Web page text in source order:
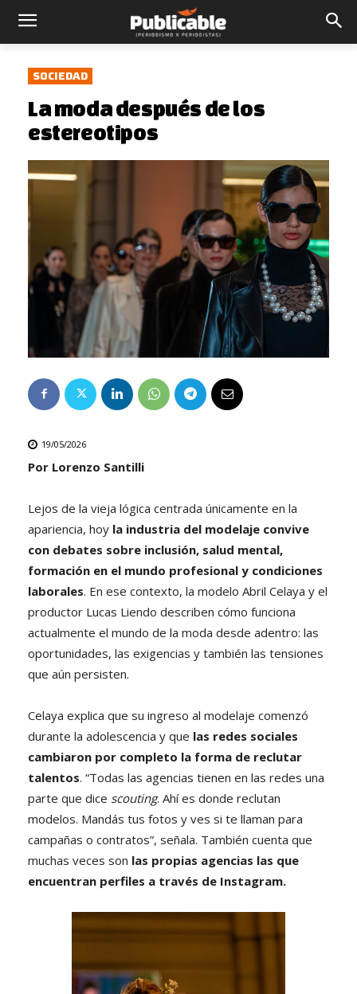
SOCIEDAD
La moda después de los
estereotipos
19/05/2026
Por Lorenzo Santilli
Lejos de la vieja lógica centrada únicamente en la
apariencia, hoy la industria del modelaje convive
con debates sobre inclusión, salud mental,
formación en el mundo profesional y condiciones
laborales. En ese contexto, la modelo Abril Celaya y el
productor Lucas Liendo describen cómo funciona
actualmente el mundo de la moda desde adentro: las
oportunidades, las exigencias y también las tensiones
que aún persisten.
Celaya explica que su ingreso al modelaje comenzó
durante la adolescencia y que las redes sociales
cambiaron por completo la forma de reclutar
talentos. “Todas las agencias tienen en las redes una
parte que dice scouting. Ahí es donde reclutan
modelos. Mandás tus fotos y ves si te llaman para
campañas o contratos”, señala. También cuenta que
muchas veces son las propias agencias las que
encuentran perfiles a través de Instagram.